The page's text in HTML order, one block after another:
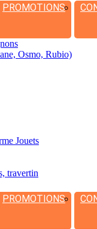
PROMOTIONS
Osmo, Rubio)
Jouets
travertin
PROMOTIONS